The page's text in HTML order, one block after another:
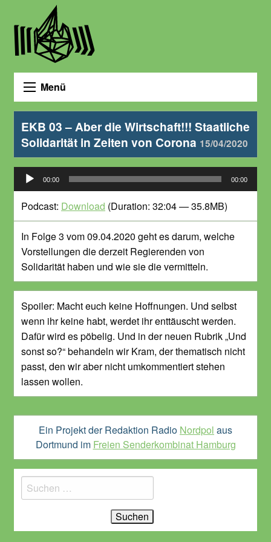
Menü
EKB 03 – Aber die Wirtschaft!!! Staatliche
Solidarität in Zeiten von Corona 15/04/2020
Audio-
Player
00:00 00:00
Podcast: Download (Duration: 32:04 — 35.8MB)
In Folge 3 vom 09.04.2020 geht es darum, welche
Vorstellungen die derzeit Regierenden von
Solidarität haben und wie sie die vermitteln.
Spoiler: Macht euch keine Hoffnungen. Und selbst
wenn ihr keine habt, werdet ihr enttäuscht werden.
Dafür wird es pöbelig. Und in der neuen Rubrik „Und
sonst so?“ behandeln wir Kram, der thematisch nicht
passt, den wir aber nicht umkommentiert stehen
lassen wollen.
Ein Projekt der Redaktion Radio Nordpol aus
Dortmund im Freien Senderkombinat Hamburg
nach: